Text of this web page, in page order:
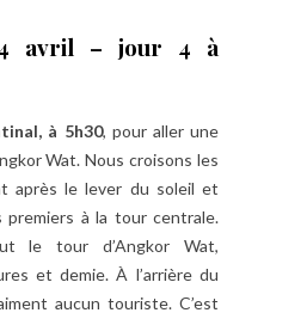
avril – jour 4 à
à 5h30, pour aller une
Wat. Nous croisons les
après le lever du soleil et
premiers à la tour centrale.
le tour d’Angkor Wat,
et demie. À l’arrière du
aucun touriste. C’est